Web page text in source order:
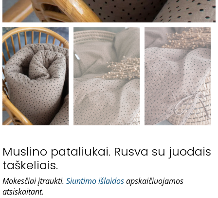
Muslino pataliukai. Rusva su juodais
taškeliais.
Mokesčiai įtraukti. Siuntimo išlaidosapskaičiuojamos
atsiskaitant.